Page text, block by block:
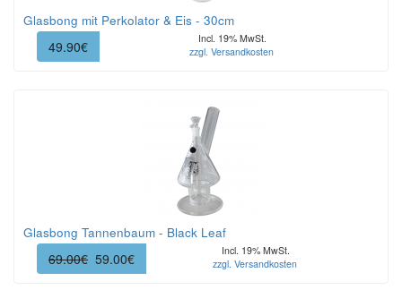
Glasbong mit Perkolator & Eis - 30cm
49.90€
Incl. 19% MwSt.
zzgl. Versandkosten
Glasbong Tannenbaum - Black Leaf
69.00€ 59.00€
Incl. 19% MwSt.
zzgl. Versandkosten